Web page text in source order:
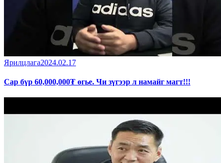
Ярилцлага2024.02.17
Сар бүр 60,000,000₮ өгье. Чи зүгээр л намайг магт!!!